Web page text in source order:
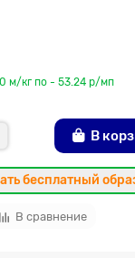
м/кг по - 53.24 р/мп
В
бесплатный
В сравнение